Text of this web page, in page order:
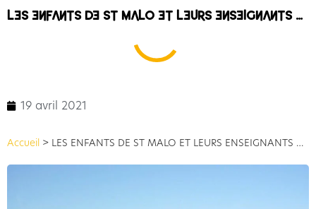
LES ENFANTS DE ST MALO ET LEURS ENSEIGNANTS …
19 avril 2021
Accueil > LES ENFANTS DE ST MALO ET LEURS ENSEIGNANTS …